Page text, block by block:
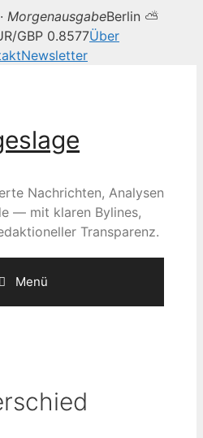
MorgenausgabeBerlin ⛅
GBP 0.8577Über
Newsletter
Nachrichten, Analysen
— mit klaren Bylines,
Transparenz.
Menü